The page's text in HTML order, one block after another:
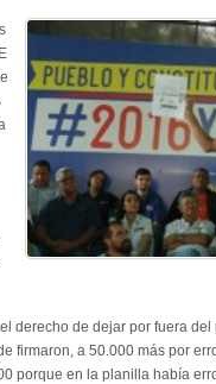
derecho de dejar por fuera
firmaron, a 50.000 más por
porque en la planilla había